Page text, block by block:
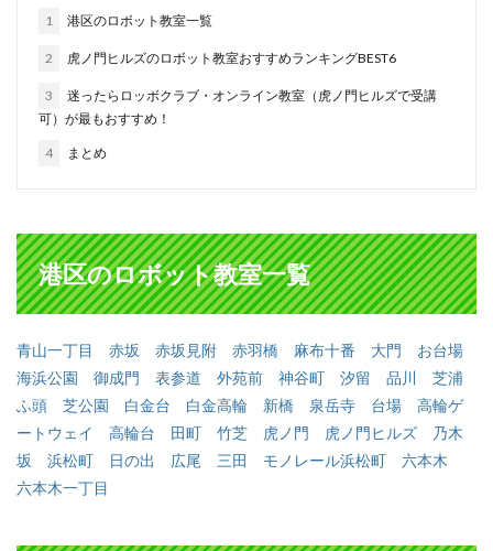
1 港区のロボット教室一覧
2 虎ノ門ヒルズのロボット教室おすすめランキングBEST6
3
迷ったらロッボクラブ・オンライン教室（虎ノ門ヒルズで受講
可）が最もおすすめ！
4 まとめ
港区のロボット教室一覧
青山一丁目 赤坂 赤坂見附 赤羽橋 麻布十番 大門
お台場
海浜公園
御成門 表参道 外苑前 神谷町 汐留 品川
芝浦
ふ頭
芝公園 白金台 白金高輪 新橋 泉岳寺 台場
高輪ゲ
ートウェイ
高輪台 田町 竹芝 虎ノ門 虎ノ門ヒルズ
乃木
坂
浜松町 日の出 広尾 三田 モノレール浜松町
六本木
六本木一丁目